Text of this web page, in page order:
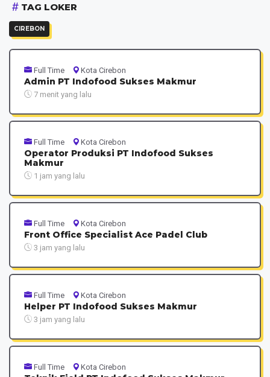
TAG LOKER
CIREBON
Full Time Kota Cirebon
Admin PT Indofood Sukses Makmur
7 menit yang lalu
Full Time Kota Cirebon
Operator Produksi PT Indofood Sukses
Makmur
1 jam yang lalu
Full Time Kota Cirebon
Front Office Specialist Ace Padel Club
3 jam yang lalu
Full Time Kota Cirebon
Helper PT Indofood Sukses Makmur
3 jam yang lalu
Full Time Kota Cirebon